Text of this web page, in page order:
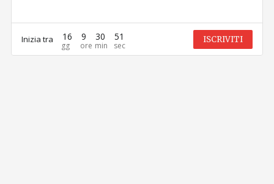
Inizia tra 16 9 30 51 ISCRIVITI